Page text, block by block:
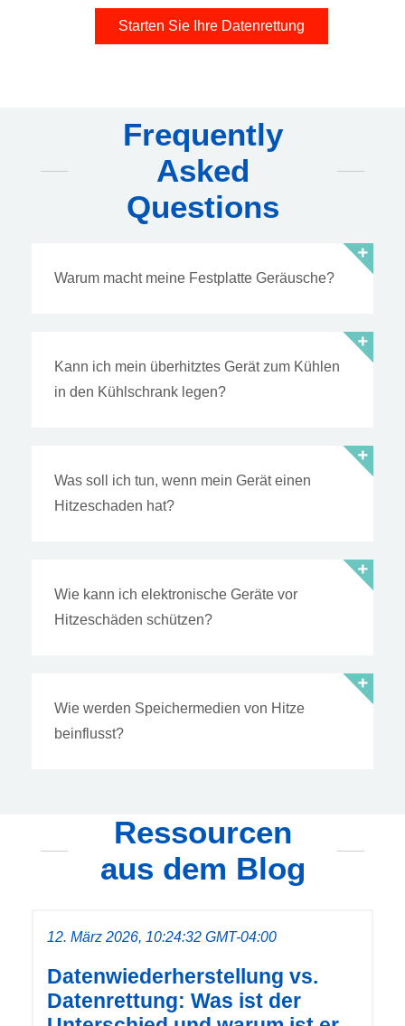
Starten Sie Ihre Datenrettung
Frequently
Asked
Questions
Warum macht meine Festplatte Geräusche?
Kann ich mein überhitztes Gerät zum Kühlen
in den Kühlschrank legen?
Was soll ich tun, wenn mein Gerät einen
Hitzeschaden hat?
Wie kann ich elektronische Geräte vor
Hitzeschäden schützen?
Wie werden Speichermedien von Hitze
beinflusst?
Ressourcen
aus dem Blog
12. März 2026, 10:24:32 GMT-04:00
Datenwiederherstellung vs.
Datenrettung: Was ist der